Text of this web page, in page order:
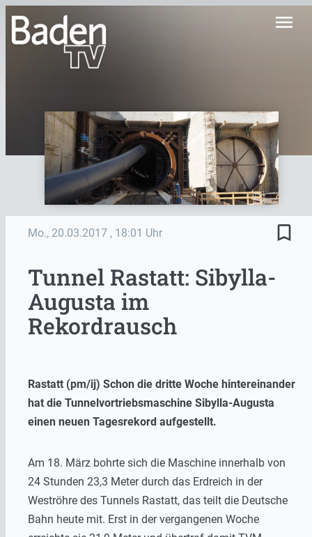
menu
Mo., 20.03.2017 , 18:01 Uhr bookmark_border
Tunnel Rastatt: Sibylla-
Augusta im
Rekordrausch
Rastatt (pm/ij) Schon die dritte Woche hintereinander
hat die Tunnelvortriebsmaschine Sibylla-Augusta
einen neuen Tagesrekord aufgestellt.
Am 18. März bohrte sich die Maschine innerhalb von
24 Stunden 23,3 Meter durch das Erdreich in der
Weströhre des Tunnels Rastatt, das teilt die Deutsche
Bahn heute mit. Erst in der vergangenen Woche